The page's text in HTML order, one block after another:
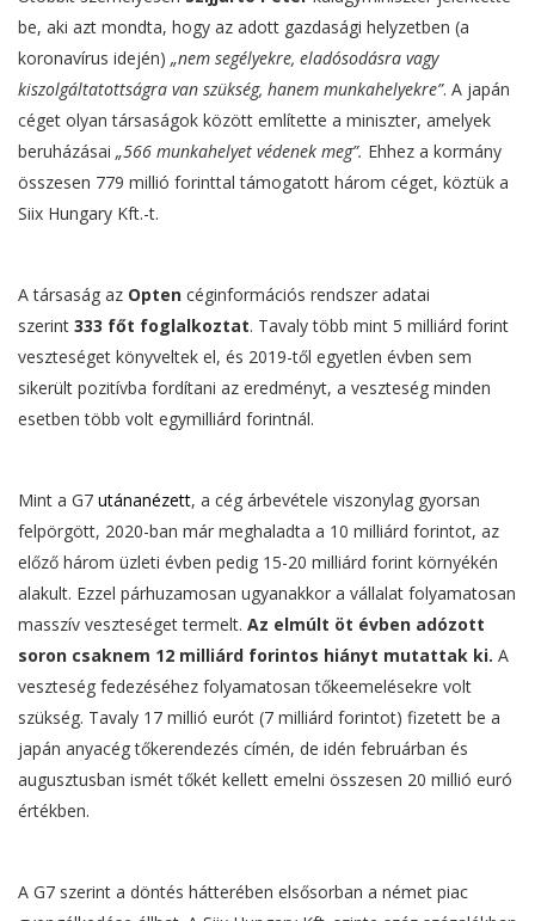
be, aki azt mondta, hogy az adott gazdasági helyzetben (a
koronavírus idején) „nem segélyekre, eladósodásra vagy
kiszolgáltatottságra van szükség, hanem munkahelyekre”. A japán
céget olyan társaságok között említette a miniszter, amelyek
beruházásai „566 munkahelyet védenek meg”. Ehhez a kormány
összesen 779 millió forinttal támogatott három céget, köztük a
Siix Hungary Kft.-t.
A társaság az Opten céginformációs rendszer adatai
szerint 333 főt foglalkoztat. Tavaly több mint 5 milliárd forint
veszteséget könyveltek el, és 2019-től egyetlen évben sem
sikerült pozitívba fordítani az eredményt, a veszteség minden
esetben több volt egymilliárd forintnál.
Mint a G7 utánanézett, a cég árbevétele viszonylag gyorsan
felpörgött, 2020-ban már meghaladta a 10 milliárd forintot, az
előző három üzleti évben pedig 15-20 milliárd forint környékén
alakult. Ezzel párhuzamosan ugyanakkor a vállalat folyamatosan
masszív veszteséget termelt. Az elmúlt öt évben adózott
soron csaknem 12 milliárd forintos hiányt mutattak ki. A
veszteség fedezéséhez folyamatosan tőkeemelésekre volt
szükség. Tavaly 17 millió eurót (7 milliárd forintot) fizetett be a
japán anyacég tőkerendezés címén, de idén februárban és
augusztusban ismét tőkét kellett emelni összesen 20 millió euró
értékben.
A G7 szerint a döntés hátterében elsősorban a német piac